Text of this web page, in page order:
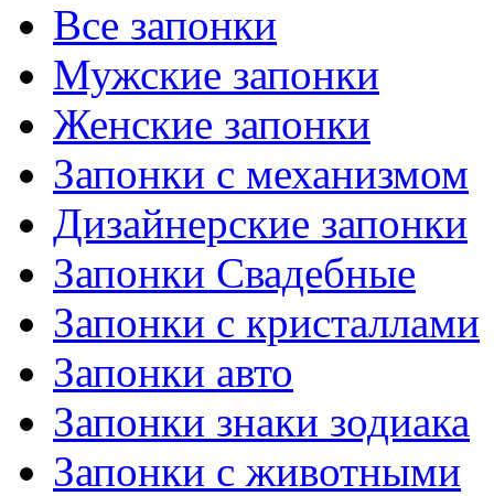
Все запонки
Мужские запонки
Женские запонки
Запонки с механизмом
Дизайнерские запонки
Запонки Свадебные
Запонки с кристаллами
Запонки авто
Запонки знаки зодиака
Запонки с животными